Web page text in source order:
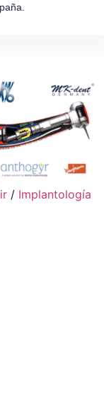
/ Implantología